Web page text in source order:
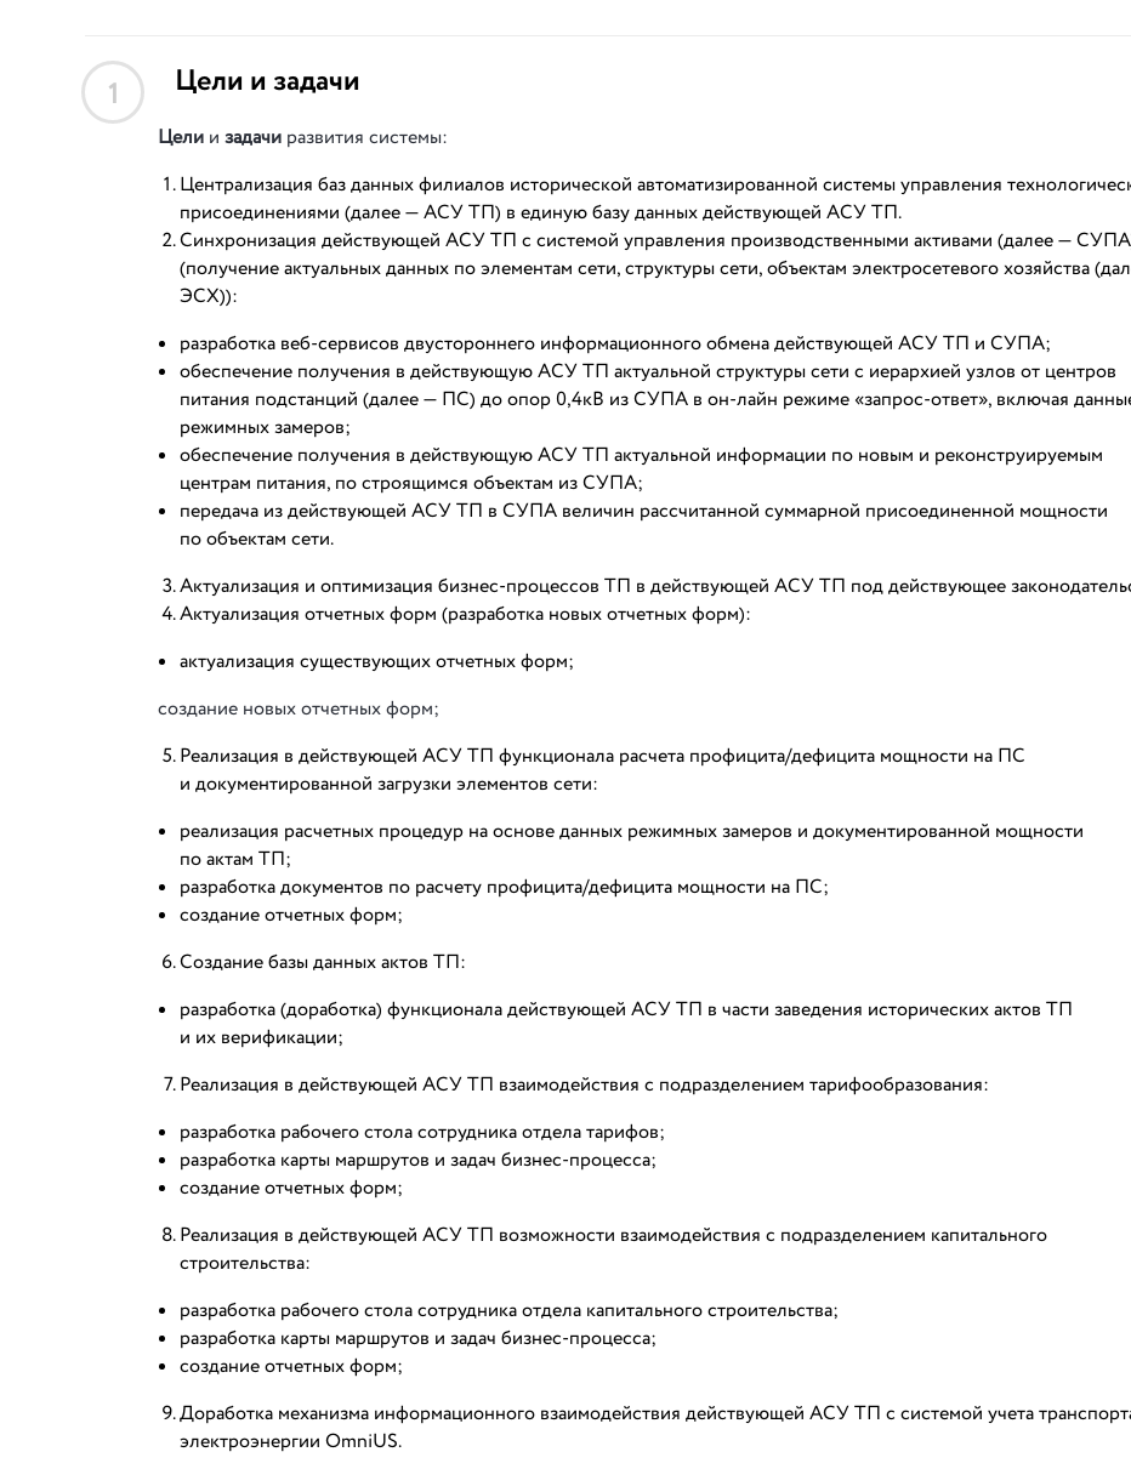
1 Цели и задачи
Цели и задачи развития системы:
Централизация баз данных филиалов исторической автоматизированной системы управления
присоединениями (далее — АСУ ТП) в единую базу данных действующей АСУ ТП.
Синхронизация действующей АСУ ТП с системой управления производственными активами (далее —
(получение актуальных данных по элементам сети, структуры сети, объектам электросетевого хозяйства
ЭСХ)):
разработка веб-сервисов двустороннего информационного обмена действующей АСУ ТП и СУПА;
обеспечение получения в действующую АСУ ТП актуальной структуры сети с иерархией узлов от центров
питания подстанций (далее — ПС) до опор 0,4кВ из СУПА в он-лайн режиме «запрос-ответ», включая
режимных замеров;
обеспечение получения в действующую АСУ ТП актуальной информации по новым и реконструируемым
центрам питания, по строящимся объектам из СУПА;
передача из действующей АСУ ТП в СУПА величин рассчитанной суммарной присоединенной мощности
по объектам сети.
Актуализация и оптимизация бизнес-процессов ТП в действующей АСУ ТП под действующее
Актуализация отчетных форм (разработка новых отчетных форм):
актуализация существующих отчетных форм;
создание новых отчетных форм;
Реализация в действующей АСУ ТП функционала расчета профицита/дефицита мощности на ПС
и документированной загрузки элементов сети:
реализация расчетных процедур на основе данных режимных замеров и документированной мощности
по актам ТП;
разработка документов по расчету профицита/дефицита мощности на ПС;
создание отчетных форм;
Создание базы данных актов ТП:
разработка (доработка) функционала действующей АСУ ТП в части заведения исторических актов ТП
и их верификации;
Реализация в действующей АСУ ТП взаимодействия с подразделением тарифообразования:
разработка рабочего стола сотрудника отдела тарифов;
разработка карты маршрутов и задач бизнес-процесса;
создание отчетных форм;
Реализация в действующей АСУ ТП возможности взаимодействия с подразделением капитального
строительства:
разработка рабочего стола сотрудника отдела капитального строительства;
разработка карты маршрутов и задач бизнес-процесса;
создание отчетных форм;
Доработка механизма информационного взаимодействия действующей АСУ ТП с системой учета
электроэнергии OmniUS.